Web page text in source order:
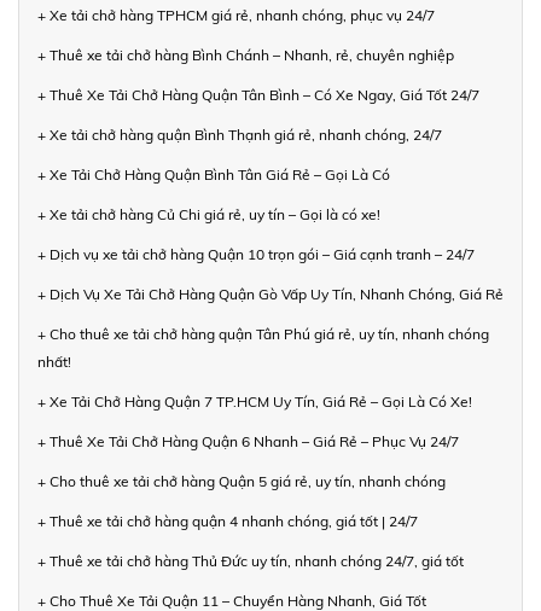
+ Xe tải chở hàng TPHCM giá rẻ, nhanh chóng, phục vụ 24/7
+ Thuê xe tải chở hàng Bình Chánh – Nhanh, rẻ, chuyên nghiệp
+ Thuê Xe Tải Chở Hàng Quận Tân Bình – Có Xe Ngay, Giá Tốt 24/7
+ Xe tải chở hàng quận Bình Thạnh giá rẻ, nhanh chóng, 24/7
+ Xe Tải Chở Hàng Quận Bình Tân Giá Rẻ – Gọi Là Có
+ Xe tải chở hàng Củ Chi giá rẻ, uy tín – Gọi là có xe!
+ Dịch vụ xe tải chở hàng Quận 10 trọn gói – Giá cạnh tranh – 24/7
+ Dịch Vụ Xe Tải Chở Hàng Quận Gò Vấp Uy Tín, Nhanh Chóng, Giá Rẻ
+ Cho thuê xe tải chở hàng quận Tân Phú giá rẻ, uy tín, nhanh chóng
nhất!
+ Xe Tải Chở Hàng Quận 7 TP.HCM Uy Tín, Giá Rẻ – Gọi Là Có Xe!
+ Thuê Xe Tải Chở Hàng Quận 6 Nhanh – Giá Rẻ – Phục Vụ 24/7
+ Cho thuê xe tải chở hàng Quận 5 giá rẻ, uy tín, nhanh chóng
+ Thuê xe tải chở hàng quận 4 nhanh chóng, giá tốt | 24/7
+ Thuê xe tải chở hàng Thủ Đức uy tín, nhanh chóng 24/7, giá tốt
+ Cho Thuê Xe Tải Quận 11 – Chuyển Hàng Nhanh, Giá Tốt